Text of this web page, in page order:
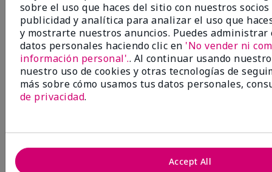
¿Le ha resultado útil esta
opinión?
17 2
Marcar esta opinión
Skin FEELS Protected
sobre el uso que haces del sitio con nuestros
publicidad y analítica para analizar el uso que
y mostrarte nuestros anuncios. Puedes administrar
datos personales haciendo clic en 'No vender ni
información personal'.. Al continuar usando
nuestro uso de cookies y otras tecnologías de
más sobre cómo usamos tus datos personales,
de privacidad.
Accept All